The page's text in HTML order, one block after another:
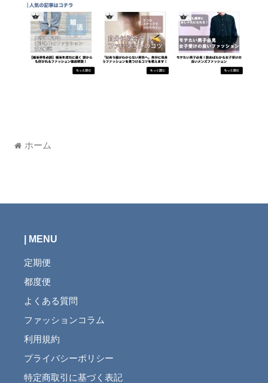
ホーム
| MENU
定期便
都度便
よくある質問
ファッションコラム
利用規約
プライバシーポリシー
特定商取引に基づく表記